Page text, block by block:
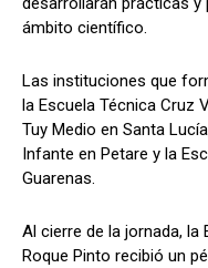
ámbito científico.
Las instituciones que
la Escuela Técnica Cruz
Tuy Medio en Santa
Infante en Petare y la
Guarenas.
Al cierre de la jornada, la
Roque Pinto recibió un